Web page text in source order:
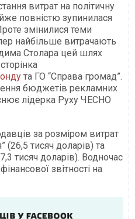
витрат на політичну
повністю зупинилася
змінилися теми
найбільше витрачають
Столара цей шлях
та ГО “Справа громад”.
бюджетів рекламних
лідерка Руху ЧЕСНО
за розміром витрат
тисяч доларів) та
тисяч доларів). Водночас
звітності на